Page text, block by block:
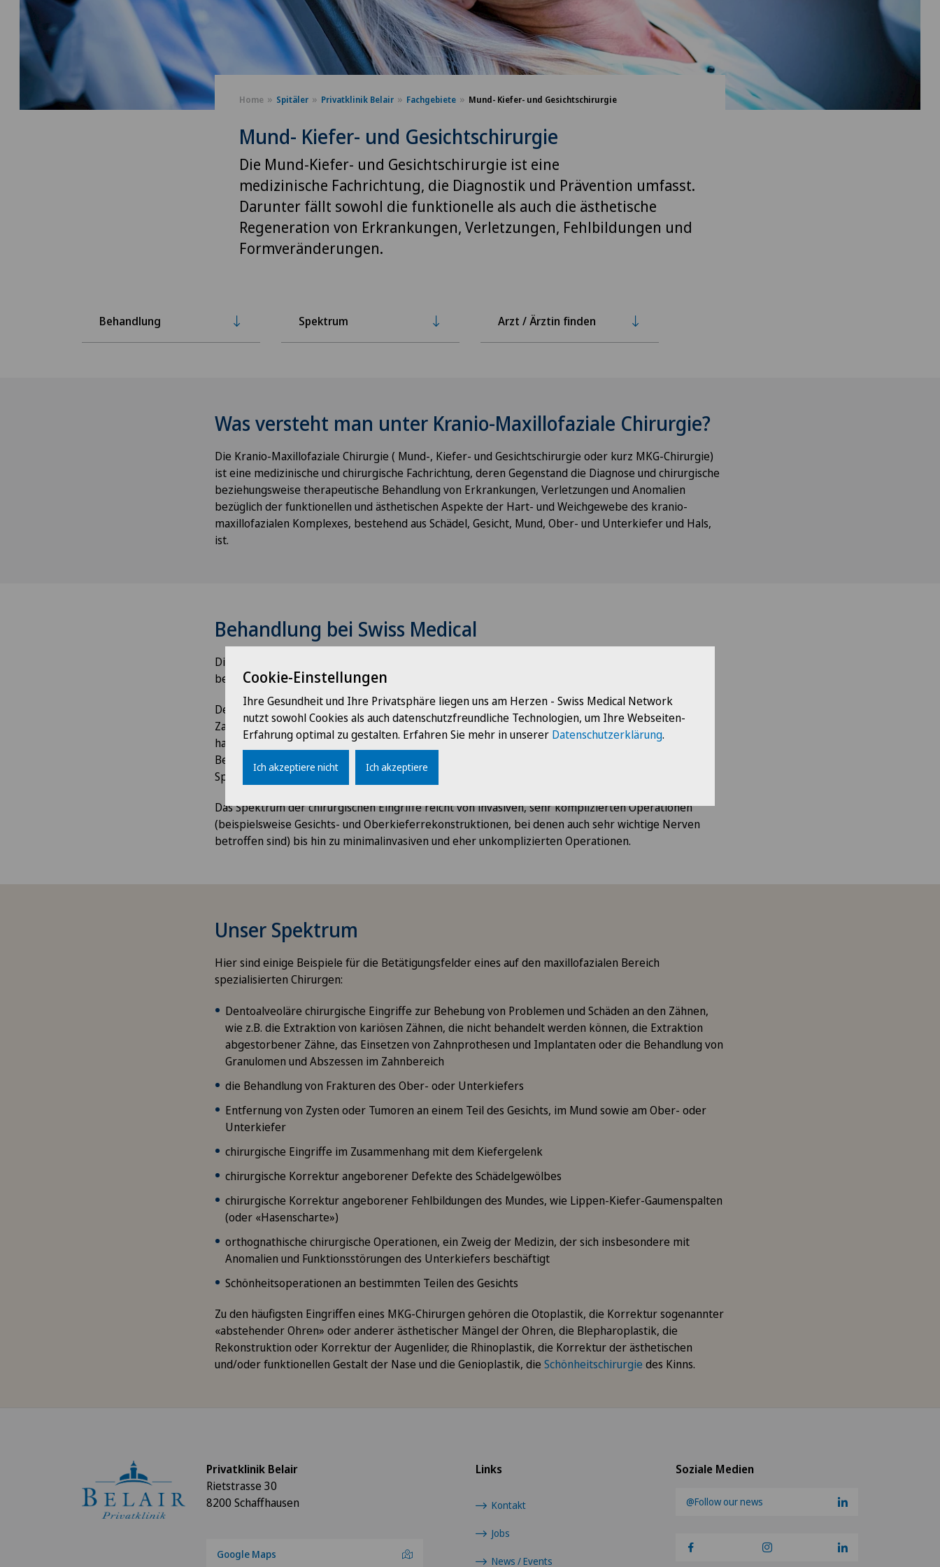
Home Spitäler Privatklinik Belair Fachgebiete Mund- Kiefer- und Gesichtschirurgie
Mund- Kiefer- und Gesichtschirurgie
Die Mund-Kiefer- und Gesichtschirurgie ist eine
medizinische Fachrichtung, die Diagnostik und Prävention umfasst.
Darunter fällt sowohl die funktionelle als auch die ästhetische
Regeneration von Erkrankungen, Verletzungen, Fehlbildungen und
Formveränderungen.
Behandlung Spektrum Arzt / Ärztin finden
Was versteht man unter Kranio-Maxillofaziale Chirurgie?
Die Kranio-Maxillofaziale Chirurgie ( Mund-, Kiefer- und Gesichtschirurgie oder kurz MKG-Chirurgie)
ist eine medizinische und chirurgische Fachrichtung, deren Gegenstand die Diagnose und chirurgische
beziehungsweise therapeutische Behandlung von Erkrankungen, Verletzungen und Anomalien
bezüglich der funktionellen und ästhetischen Aspekte der Hart- und Weichgewebe des kranio-
maxillofazialen Komplexes, bestehend aus Schädel, Gesicht, Mund, Ober- und Unterkiefer und Hals,
ist.
Behandlung bei Swiss Medical
Die Betreuung des Patienten umfasst alle klinischen Phasen, von der Diagnose bis zur Wahl der am
besten geeigneten chirurgischen Behandlung und den Nachuntersuchungen.
Der MKG-Chirurg behandelt somit Patienten mit Erkrankungen wie Gesichtsschmerzen oder
Zahnfehlstellungen, beziehungsweise Patienten, die beispielsweise eine Gesichtsverletzung erlitten
haben, oder die einen Tumor oder Zysten des Kieferknochens sowie funktionelle oder ästhetische
Beeinträchtigungen in Folge einer Erkrankung im maxillofazialen Bereich aufweisen. Diese
Spezialdisziplin ist weit gefächert.
Das Spektrum der chirurgischen Eingriffe reicht von invasiven, sehr komplizierten Operationen
(beispielsweise Gesichts- und Oberkieferrekonstruktionen, bei denen auch sehr wichtige Nerven
betroffen sind) bis hin zu minimalinvasiven und eher unkomplizierten Operationen.
Unser Spektrum
Hier sind einige Beispiele für die Betätigungsfelder eines auf den maxillofazialen Bereich
spezialisierten Chirurgen:
Dentoalveoläre chirurgische Eingriffe zur Behebung von Problemen und Schäden an den Zähnen,
wie z.B. die Extraktion von kariösen Zähnen, die nicht behandelt werden können, die Extraktion
abgestorbener Zähne, das Einsetzen von Zahnprothesen und Implantaten oder die Behandlung von
Granulomen und Abszessen im Zahnbereich
die Behandlung von Frakturen des Ober- oder Unterkiefers
Entfernung von Zysten oder Tumoren an einem Teil des Gesichts, im Mund sowie am Ober- oder
Unterkiefer
chirurgische Eingriffe im Zusammenhang mit dem Kiefergelenk
chirurgische Korrektur angeborener Defekte des Schädelgewölbes
chirurgische Korrektur angeborener Fehlbildungen des Mundes, wie Lippen-Kiefer-Gaumenspalten
(oder «Hasenscharte»)
orthognathische chirurgische Operationen, ein Zweig der Medizin, der sich insbesondere mit
Anomalien und Funktionsstörungen des Unterkiefers beschäftigt
Schönheitsoperationen an bestimmten Teilen des Gesichts
Zu den häufigsten Eingriffen eines MKG-Chirurgen gehören die Otoplastik, die Korrektur sogenannter
«abstehender Ohren» oder anderer ästhetischer Mängel der Ohren, die Blepharoplastik, die
Rekonstruktion oder Korrektur der Augenlider, die Rhinoplastik, die Korrektur der ästhetischen
und/oder funktionellen Gestalt der Nase und die Genioplastik, die Schönheitschirurgie des Kinns.
Soziale Medien
@Follow our news
Links
Kontakt
Jobs
News / Events
Privatklinik Belair
Rietstrasse 30
8200 Schaffhausen
Google Maps
Cookie-Einstellungen
Ihre Gesundheit und Ihre Privatsphäre liegen uns am Herzen - Swiss Medical Network
nutzt sowohl Cookies als auch datenschutzfreundliche Technologien, um Ihre Webseiten-
Erfahrung optimal zu gestalten. Erfahren Sie mehr in unserer Datenschutzerklärung.
Ich akzeptiere nicht Ich akzeptiere